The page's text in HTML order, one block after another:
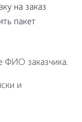
на заказ
пакет
ФИО заказчика.
и